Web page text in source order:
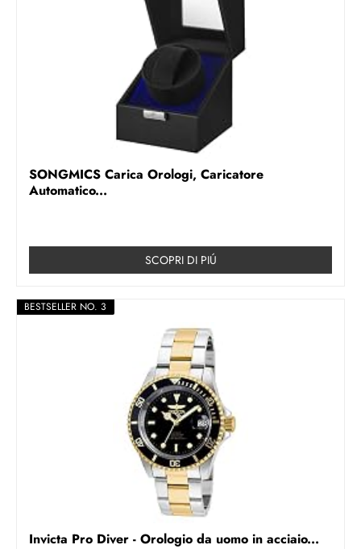
SONGMICS Carica Orologi, Caricatore
Automatico...
SCOPRI DI PIÚ
BESTSELLER NO. 3
Invicta Pro Diver - Orologio da uomo in acciaio...